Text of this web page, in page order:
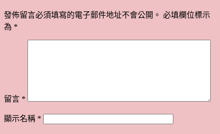
發佈留言必須填寫的電子郵件地址不會公開。 必填欄位標示
為 *
留言 *
顯示名稱 *